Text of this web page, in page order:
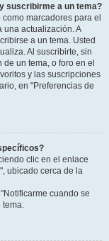
suscribirme a un tema?
marcadores para el
actualización. A
a un tema. Usted
Al suscribirte, sin
un tema, o foro en el
y las suscripciones
en "Preferencias de
clic en el enlace
ubicado cerca de la
cuando se
tema.